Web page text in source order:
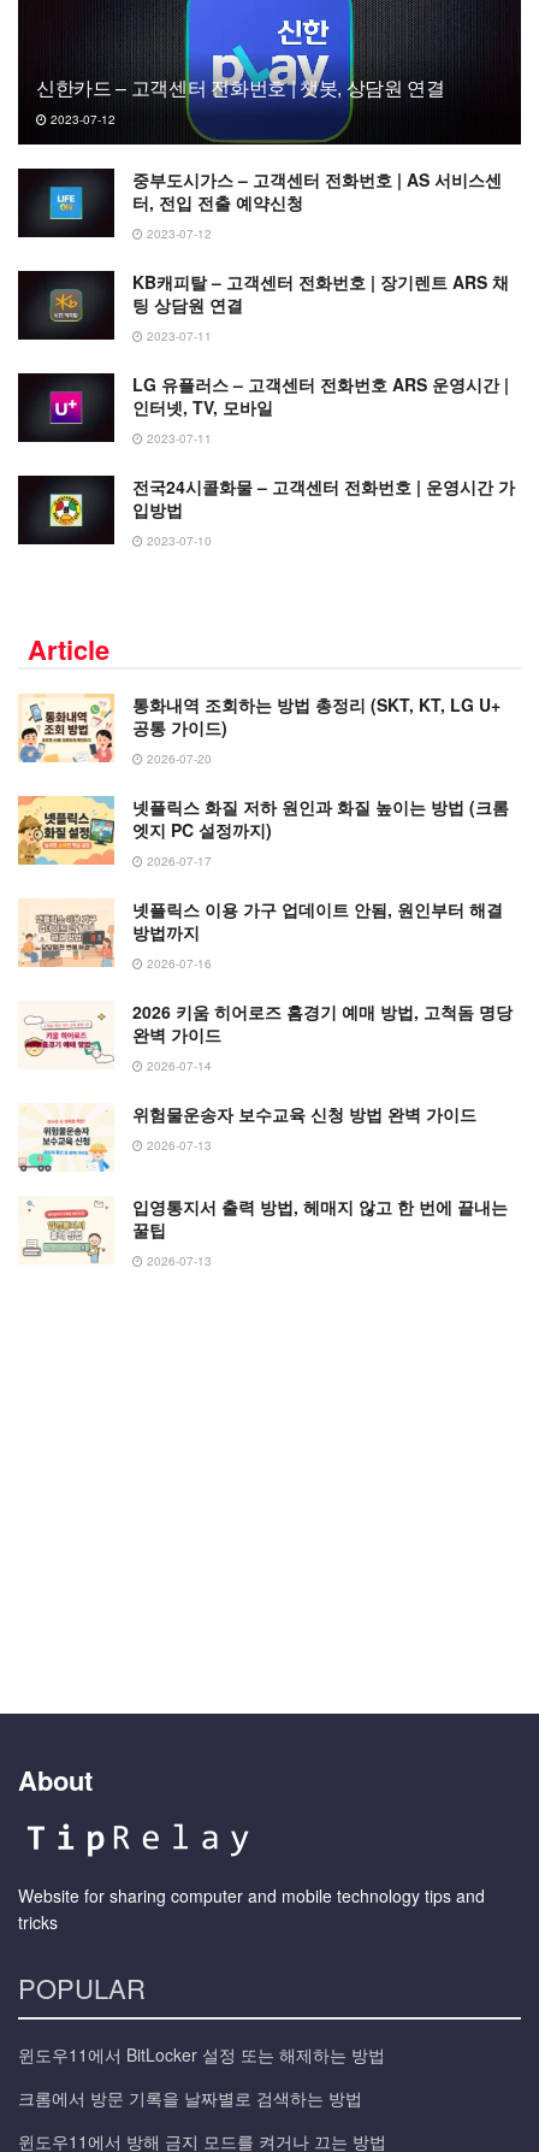
신한카드 – 고객센터 전화번호 | 챗봇, 상담원 연결
2023-07-12
중부도시가스 – 고객센터 전화번호 | AS 서비스센
터, 전입 전출 예약신청
2023-07-12
KB캐피탈 – 고객센터 전화번호 | 장기렌트 ARS 채
팅 상담원 연결
2023-07-11
LG 유플러스 – 고객센터 전화번호 ARS 운영시간 |
인터넷, TV, 모바일
2023-07-11
전국24시콜화물 – 고객센터 전화번호 | 운영시간 가
입방법
2023-07-10
Article
통화내역 조회하는 방법 총정리 (SKT, KT, LG U+
공통 가이드)
2026-07-20
넷플릭스 화질 저하 원인과 화질 높이는 방법 (크롬
엣지 PC 설정까지)
2026-07-17
넷플릭스 이용 가구 업데이트 안됨, 원인부터 해결
방법까지
2026-07-16
2026 키움 히어로즈 홈경기 예매 방법, 고척돔 명당
완벽 가이드
2026-07-14
위험물운송자 보수교육 신청 방법 완벽 가이드
2026-07-13
입영통지서 출력 방법, 헤매지 않고 한 번에 끝내는
꿀팁
2026-07-13
About
Website for sharing computer and mobile technology tips and
tricks
POPULAR
윈도우11에서 BitLocker 설정 또는 해제하는 방법
크롬에서 방문 기록을 날짜별로 검색하는 방법
윈도우11에서 방해 금지 모드를 켜거나 끄는 방법